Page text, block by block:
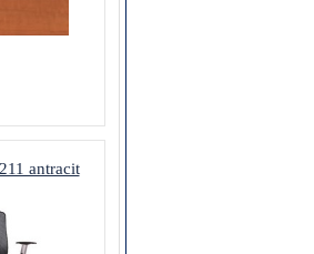
antracit